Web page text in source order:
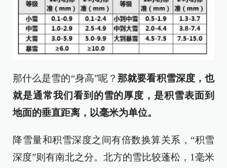
那什么是雪的“身高”呢？那就要看积雪深度，也
就是通常我们看到的雪的厚度，是积雪表面到
地面的垂直距离，以毫米为单位。
降雪量和积雪深度之间有倍数换算关系，“积雪
深度”则有南北之分。北方的雪比较蓬松，1毫米